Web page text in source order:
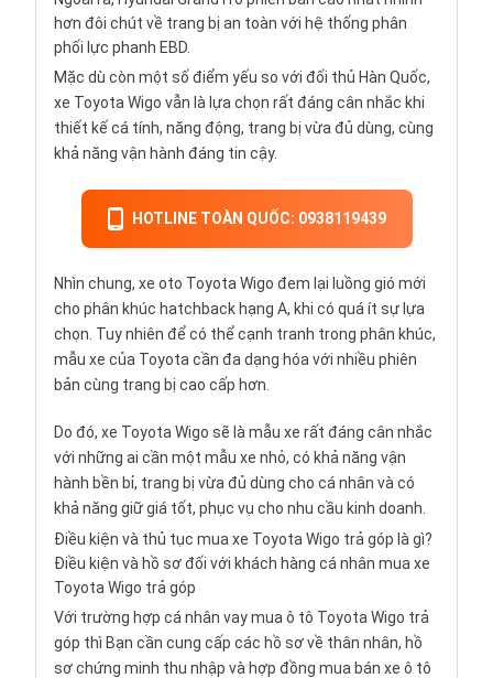
hơn đôi chút về trang bị an toàn với hệ thống phân
phối lực phanh EBD.
Mặc dù còn một số điểm yếu so với đối thủ Hàn Quốc,
xe Toyota Wigo vẫn là lựa chọn rất đáng cân nhắc khi
thiết kế cá tính, năng động, trang bị vừa đủ dùng, cùng
khả năng vận hành đáng tin cậy.
HOTLINE TOÀN QUỐC: 0938119439
Nhìn chung, xe oto Toyota Wigo đem lại luồng gió mới
cho phân khúc hatchback hạng A, khi có quá ít sự lựa
chọn. Tuy nhiên để có thể cạnh tranh trong phân khúc,
mẫu xe của Toyota cần đa dạng hóa với nhiều phiên
bản cùng trang bị cao cấp hơn.
Do đó, xe Toyota Wigo sẽ là mẫu xe rất đáng cân nhắc
với những ai cần một mẫu xe nhỏ, có khả năng vận
hành bền bỉ, trang bị vừa đủ dùng cho cá nhân và có
khả năng giữ giá tốt, phục vụ cho nhu cầu kinh doanh.
Điều kiện và thủ tục mua xe Toyota Wigo trả góp là gì?
Điều kiện và hồ sơ đối với khách hàng cá nhân mua xe
Toyota Wigo trả góp
Với trường hợp cá nhân vaymua ô tô Toyota Wigo trả
góp thì Bạn cần cung cấp các hồ sơ về thân nhân, hồ
sơ chứng minh thu nhập và hợp đồng mua bán xe ô tô